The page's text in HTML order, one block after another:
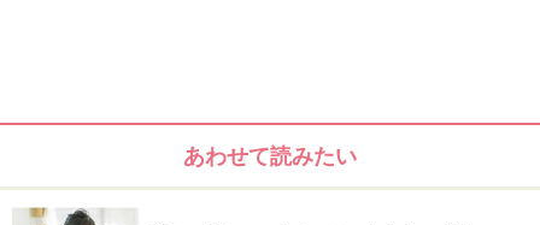
あわせて読みたい